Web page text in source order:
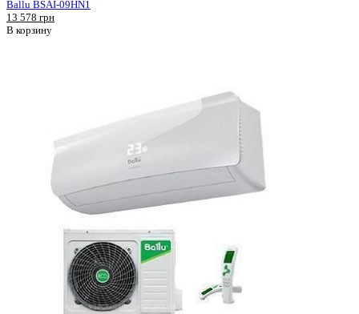
Ballu BSAI-09HN1
13 578 грн
В корзину